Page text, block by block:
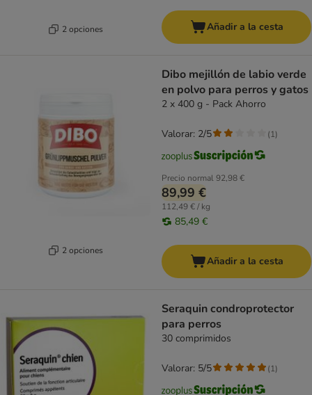
2 opciones Añadir a la cesta
2 opciones
Dibo mejillón de labio verde
en polvo para perros y gatos
2 x 400 g - Pack Ahorro
Precio normal92,98 €
89,99 €
112,49 € / kg
85,49 €
Valorar: 2/5 (1)
Añadir a la cesta
Seraquin condroprotector
para perros
30 comprimidos
Valorar: 5/5 (1)